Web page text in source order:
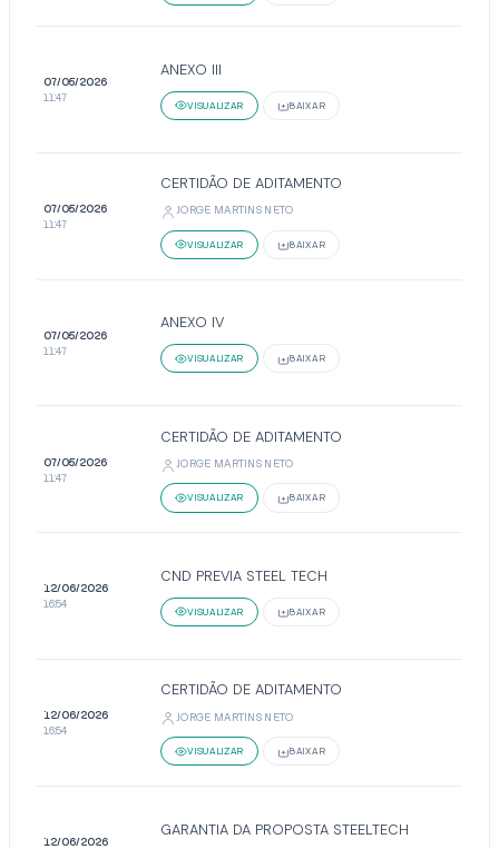
07/05/2026
11:47
ANEXO III
VISUALIZAR BAIXAR
07/05/2026
11:47
CERTIDÃO DE ADITAMENTO
JORGE MARTINS NETO
VISUALIZAR BAIXAR
07/05/2026
11:47
ANEXO IV
VISUALIZAR BAIXAR
07/05/2026
11:47
CERTIDÃO DE ADITAMENTO
JORGE MARTINS NETO
VISUALIZAR BAIXAR
12/06/2026
16:54
CND PREVIA STEEL TECH
VISUALIZAR BAIXAR
12/06/2026
16:54
CERTIDÃO DE ADITAMENTO
JORGE MARTINS NETO
VISUALIZAR BAIXAR
12/06/2026
GARANTIA DA PROPOSTA STEELTECH